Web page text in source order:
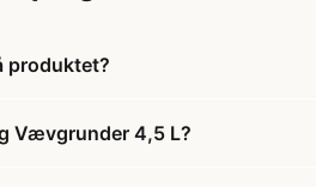
produktet?
Vævgrunder 4,5 L?